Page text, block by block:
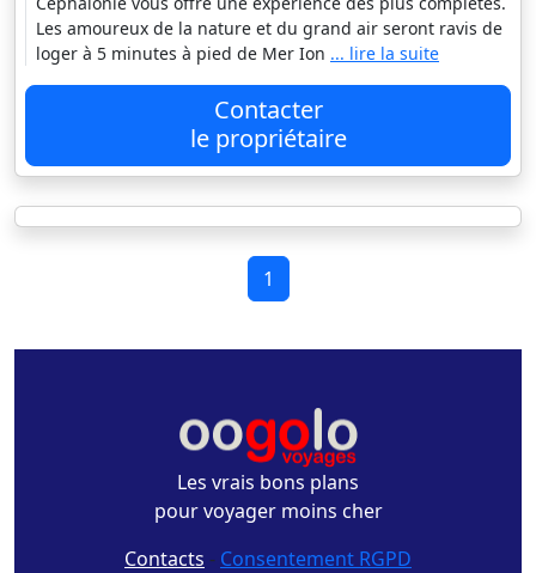
Les amoureux de la nature et du grand air seront ravis de
loger à 5 minutes à pied de Mer Ion ... lire la suite
Contacter
le propriétaire
1
Les vrais bons plans
pour voyager moins cher
Contacts - Consentement RGPD